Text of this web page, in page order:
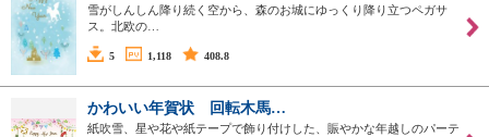
雪がしんしん降り続く空から、森のお城にゆっくり降り立つペガサ
ス。北欧の…
5 1,118 408.8
かわいい年賀状 回転木馬…
紙吹雪、星や花や紙テープで飾り付けした、賑やかな年越しのパーテ